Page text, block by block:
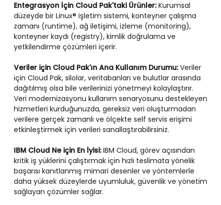
Entegrasyon İçin Cloud Pak'taki Ürünler:Kurumsal
düzeyde bir Linux® işletim sistemi, konteyner çalışma
zamanı (runtime), ağ iletişimi, izleme (monitoring),
konteyner kaydı (registry), kimlik doğrulama ve
yetkilendirme çözümleri içerir.
Veriler için Cloud Pak'ın Ana Kullanım Durumu:Veriler
için Cloud Pak, silolar, veritabanları ve bulutlar arasında
dağıtılmış olsa bile verilerinizi yönetmeyi kolaylaştırır.
Veri modernizasyonu kullanım senaryosunu destekleyen
hizmetleri kurduğunuzda, gereksiz veri oluşturmadan
verilere gerçek zamanlı ve ölçekte self servis erişimi
etkinleştirmek için verileri sanallaştırabilirsiniz.
IBM Cloud Ne için En İyisi:IBM Cloud, görev açısından
kritik iş yüklerini çalıştırmak için hızlı teslimata yönelik
başarısı kanıtlanmış mimari desenler ve yöntemlerle
daha yüksek düzeylerde uyumluluk, güvenlik ve yönetim
sağlayan çözümler sağlar.